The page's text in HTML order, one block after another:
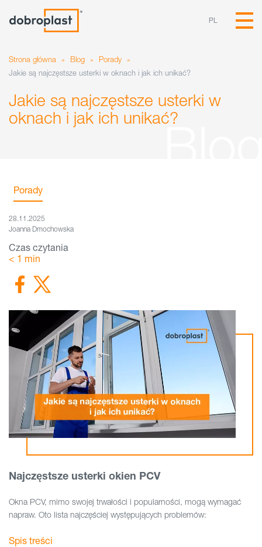
PL
Strona główna » Blog » Porady
»
Jakie są najczęstsze usterki w oknach i jak ich unikać?
Jakie są najczęstsze usterki w
oknach i jak ich unikać?
Najczęstsze usterki okien PCV
Okna PCV, mimo swojej trwałości i popularności, mogą wymagać
napraw. Oto lista najczęściej występujących problemów:
Spis treści
Porady
28.11.2025
Joanna Dmochowska
Czas czytania
< 1 min